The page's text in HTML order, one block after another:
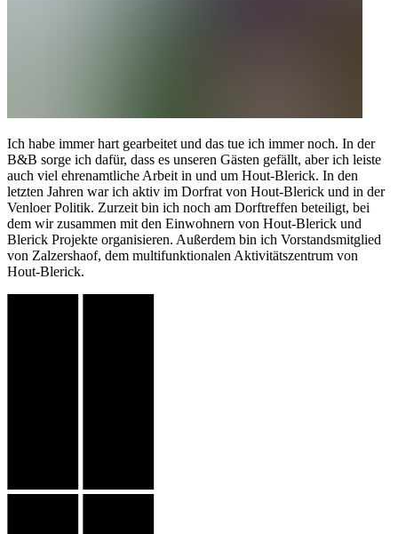
Ich habe immer hart gearbeitet und das tue ich immer noch. In der
B&B sorge ich dafür, dass es unseren Gästen gefällt, aber ich leiste
auch viel ehrenamtliche Arbeit in und um Hout-Blerick. In den
letzten Jahren war ich aktiv im Dorfrat von Hout-Blerick und in der
Venloer Politik. Zurzeit bin ich noch am Dorftreffen beteiligt, bei
dem wir zusammen mit den Einwohnern von Hout-Blerick und
Blerick Projekte organisieren. Außerdem bin ich Vorstandsmitglied
von Zalzershaof, dem multifunktionalen Aktivitätszentrum von
Hout-Blerick.